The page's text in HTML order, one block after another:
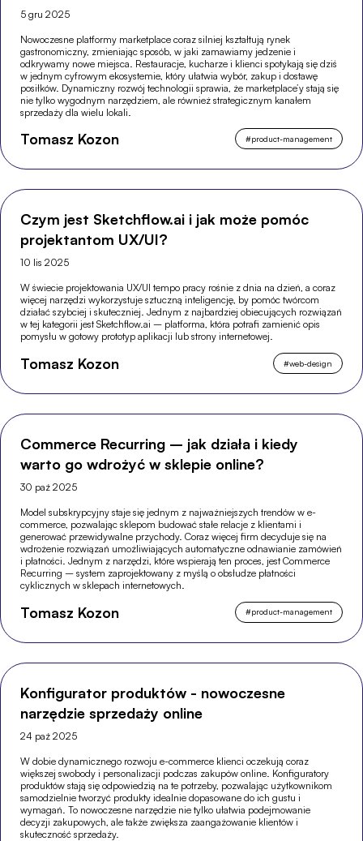
5 gru 2025
Nowoczesne platformy marketplace coraz silniej kształtują rynek
gastronomiczny, zmieniając sposób, w jaki zamawiamy jedzenie i
odkrywamy nowe miejsca. Restauracje, kucharze i klienci spotykają się dziś
w jednym cyfrowym ekosystemie, który ułatwia wybór, zakup i dostawę
posiłków. Dynamiczny rozwój technologii sprawia, że marketplace’y stają się
nie tylko wygodnym narzędziem, ale również strategicznym kanałem
sprzedaży dla wielu lokali.
Tomasz Kozon #product-management
Czym jest Sketchflow.ai i jak może pomóc
projektantom UX/UI?
10 lis 2025
W świecie projektowania UX/UI tempo pracy rośnie z dnia na dzień, a coraz
więcej narzędzi wykorzystuje sztuczną inteligencję, by pomóc twórcom
działać szybciej i skuteczniej. Jednym z najbardziej obiecujących rozwiązań
w tej kategorii jest Sketchflow.ai – platforma, która potrafi zamienić opis
pomysłu w gotowy prototyp aplikacji lub strony internetowej.
Tomasz Kozon #web-design
Commerce Recurring – jak działa i kiedy
warto go wdrożyć w sklepie online?
30 paź 2025
Model subskrypcyjny staje się jednym z najważniejszych trendów w e-
commerce, pozwalając sklepom budować stałe relacje z klientami i
generować przewidywalne przychody. Coraz więcej firm decyduje się na
wdrożenie rozwiązań umożliwiających automatyczne odnawianie zamówień
i płatności. Jednym z narzędzi, które wspierają ten proces, jest Commerce
Recurring – system zaprojektowany z myślą o obsłudze płatności
cyklicznych w sklepach internetowych.
Tomasz Kozon #product-management
Konfigurator produktów - nowoczesne
narzędzie sprzedaży online
24 paź 2025
W dobie dynamicznego rozwoju e-commerce klienci oczekują coraz
większej swobody i personalizacji podczas zakupów online. Konfiguratory
produktów stają się odpowiedzią na te potrzeby, pozwalając użytkownikom
samodzielnie tworzyć produkty idealnie dopasowane do ich gustu i
wymagań. To nowoczesne narzędzie nie tylko ułatwia podejmowanie
decyzji zakupowych, ale także zwiększa zaangażowanie klientów i
skuteczność sprzedaży.